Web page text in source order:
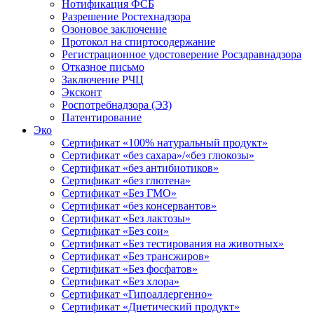
Нотификация ФСБ
Разрешение Ростехнадзора
Озоновое заключение
Протокол на спиртосодержание
Регистрационное удостоверение Росздравнадзора
Отказное письмо
Заключение РЧЦ
Эксконт
Роспотребнадзора (ЭЗ)
Патентирование
Эко
Сертификат «100% натуральный продукт»
Сертификат «без сахара»/«без глюкозы»
Сертификат «без антибиотиков»
Сертификат «без глютена»
Сертификат «Без ГМО»
Сертификат «без консервантов»
Сертификат «Без лактозы»
Сертификат «Без сои»
Сертификат «Без тестирования на животных»
Сертификат «Без трансжиров»
Сертификат «Без фосфатов»
Сертификат «Без хлора»
Сертификат «Гипоаллергенно»
Сертификат «Диетический продукт»